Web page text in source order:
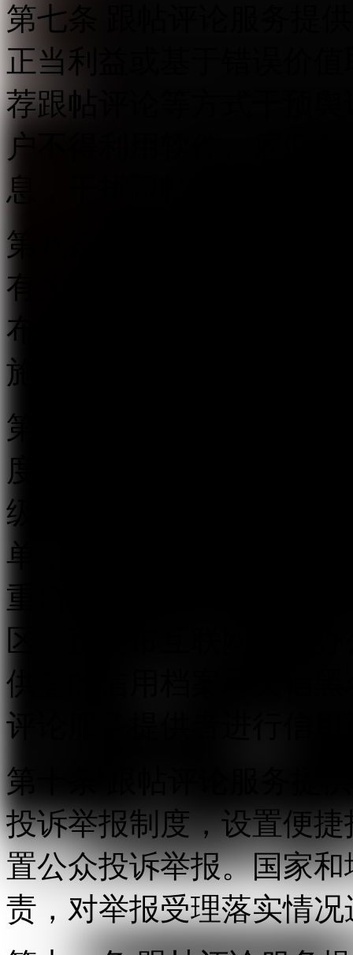
第七条 跟帖评论服务提
正当利益或基于错误价
荐跟帖评论等方式干预
户不得利用软件、雇佣
息，干扰跟帖评论正常
第八条 跟帖评论服务提
有关规定的信息内容的
布、删除信息、限制功
施，并保存相关记录。
第九条 跟帖评论服务提
度，对用户的跟帖评论
级确定服务范围及功能
单，停止对列入黑名单
重新注册等方式使用跟
区、直辖市互联网信息
供者的信用档案和失信
评论服务提供者进行信用
第十条 跟帖评论服务提
投诉举报制度，设置便
置公众投诉举报。国家
责，对举报受理落实情